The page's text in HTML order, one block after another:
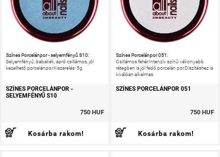
Színes Porcelánpor - selyemfényű S10:
Selyemfényű, babakék, apró csillámos, jól
kezelhető porcelánpor.Kiszerelés: 5g
SZÍNES PORCELÁNPOR -
SELYEMFÉNYŰ S10
750 HUF
Kosárba rakom!
Színes Porcelánpor 051:
Csillámos fehér.Intenzív színű vékonyabb
rétegben is jól fedő porcelán por.Díszítéshez is
kiválóan alkalmas.
SZÍNES PORCELÁNPOR 051
750 HUF
Kosárba rakom!